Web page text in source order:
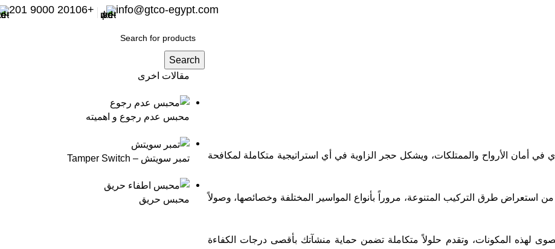
info@gtco-egypt.com
+20106 9000 201
Search
أمان الأرواح والممتلكات، ويشكل حجر الزاوية في أي استراتيجية متكاملة لمكافحة
استعراض طرق التركيب المتنوعة، مروراً بأنواع المواسير المختلفة وخصائصها، وصولاً
لهذه المكونات، وتقدم حلولاً متكاملة تضمن حماية منشآتك بأقصى درجات الكفاءة
مقالات اخرى
محبس عدم رجوع و اهميته
تمبر سويتش – Tamper Switch
محبس حريق